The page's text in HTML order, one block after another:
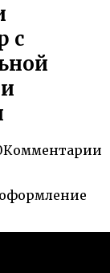
с
Комментарии